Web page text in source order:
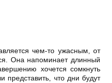
чем-то ужасным, от
Она напоминает длинный
хочется сомкнуть
представить, что дни будут